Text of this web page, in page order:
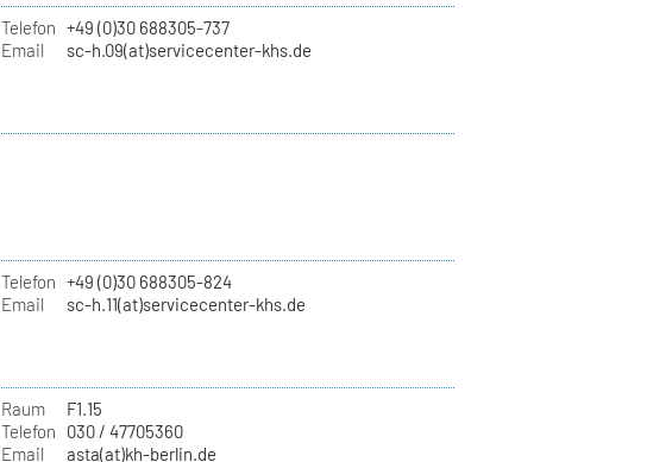
Telefon +49 (0)30 688305-737
Email
sc-h.09(at)servicecenter-khs.de
Telefon +49 (0)30 688305-824
Email
sc-h.11(at)servicecenter-khs.de
Raum
F1.15
Telefon
030 / 47705360
Email
asta(at)kh-berlin.de